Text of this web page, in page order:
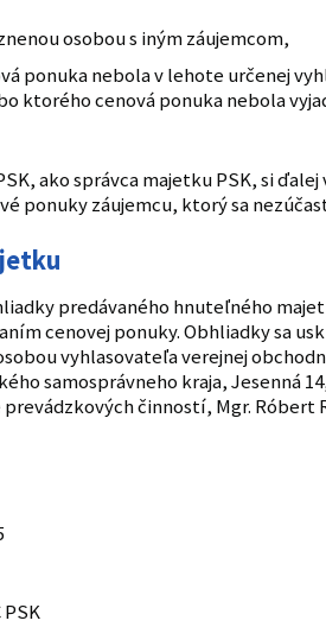
osobou s iným záujemcom,
ponuka nebola v lehote určenej
ktorého cenová ponuka nebola
ako správca majetku PSK, si
ponuky záujemcu, ktorý sa
predávaného hnuteľného
cenovej ponuky. Obhliadky sa
vyhlasovateľa verejnej
samosprávneho kraja, Jesenná
činností, Mgr. Róbert